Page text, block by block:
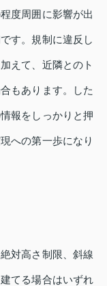
度周囲に影響が出
す。規制に違反し
えて、近隣とのト
もあります。した
報をしっかりと押
への第一歩になり
対高さ制限、斜線
てる場合はいずれ